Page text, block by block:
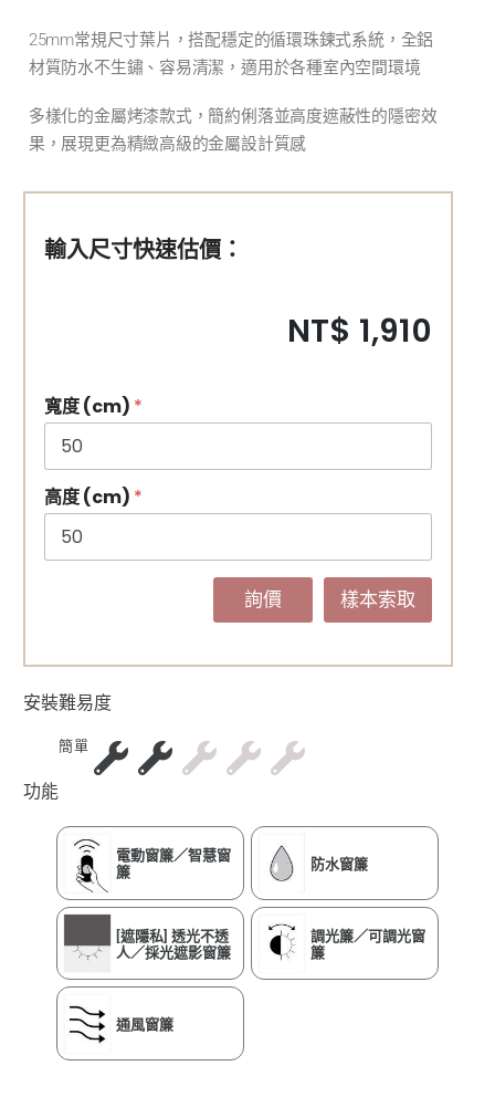
25mm常規尺寸葉片，搭配穩定的循環珠鍊式系統，全鋁
材質防水不生鏽、容易清潔，適用於各種室內空間環境
多樣化的金屬烤漆款式，簡約俐落並高度遮蔽性的隱密效
果，展現更為精緻高級的金屬設計質感
輸入尺寸快速估價：
NT$ 1,910
寬度 (cm) *
高度 (cm) *
詢價 樣本索取
安裝難易度
簡單
功能
電動窗簾／智慧窗
簾
防水窗簾
[遮隱私] 透光不透
人／採光遮影窗簾
調光簾／可調光窗
簾
通風窗簾